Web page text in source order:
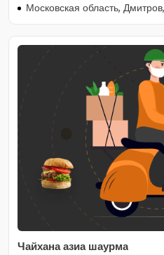
Московская область,
Чайхана азиа шаурма